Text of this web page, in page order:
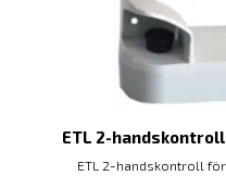
ETL 2-
ETL 2-handskontroll